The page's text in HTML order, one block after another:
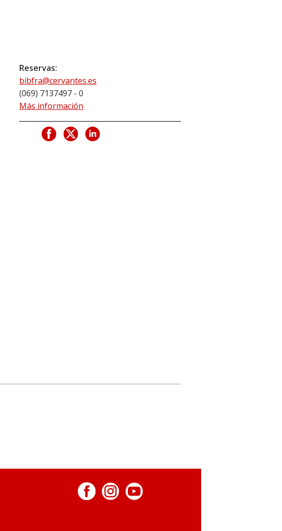
Reservas:
bibfra@cervantes.es
(069) 7137497 - 0
Más información